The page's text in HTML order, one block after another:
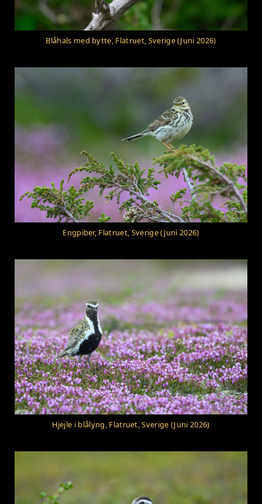
Blåhals med bytte, Flatruet, Sverige (Juni 2026)
Engpiber, Flatruet, Sverige (Juni 2026)
Hjejle i blålyng, Flatruet, Sverige (Juni 2026)